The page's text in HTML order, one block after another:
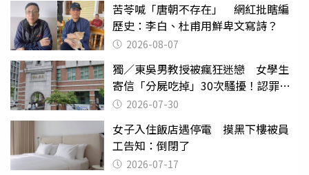
苦苓喊「唐朝不存在」 網紅批瞎編
歷史：李白、杜甫用鮮卑文寫詩？
2026-08-07
獨／東吳男教授被瘋狂迷戀 女學生
寄信「分屍吃掉」30次騷擾！認罪免
關 2026-07-30
女子入住飯店遇停電 摸黑下樓被員
工告知：倒閉了
2026-07-17